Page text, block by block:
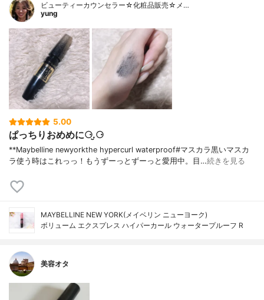
ビューティーカウンセラー☆化粧品販売☆メ…
yung
5.00
ぱっちりおめめに⚆.̮⚆
**Maybelline newyorkthe hypercurl waterproof#マスカラ⁡黒いマスカ
ラ使う時はこれっっ！もうずーっとずーっと愛用中。目…続きを見る
MAYBELLINE NEW YORK(メイベリン ニューヨーク)
ボリューム エクスプレス ハイパーカール ウォータープルーフ R
美容オタ